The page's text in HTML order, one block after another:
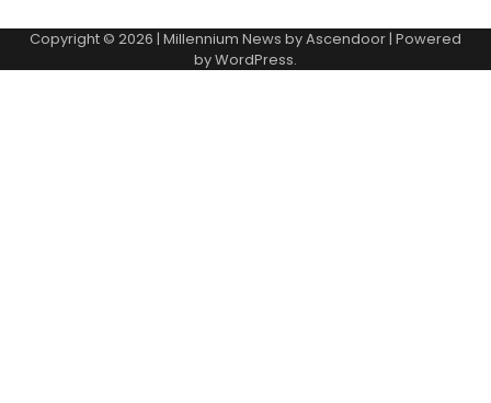
Copyright © 2026 | Millennium News byAscendoor| Powered
byWordPress.